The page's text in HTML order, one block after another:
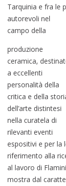
Tarquinia e fra le
autorevoli nel
campo della
produzione
ceramica,
a eccellenti
personalità della
critica e della
dell’arte distintesi
nella curatela di
rilevanti eventi
espositivi e per la
riferimento alla
al lavoro di
mostra dal